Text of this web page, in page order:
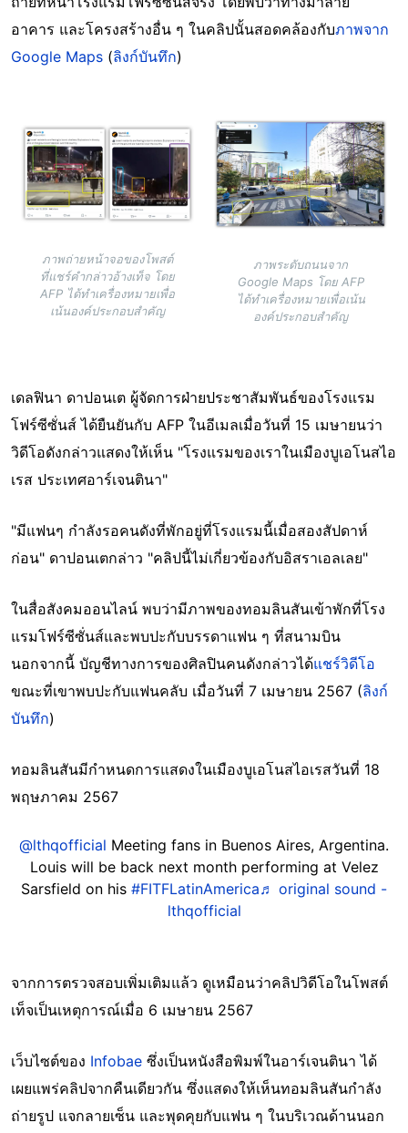
อาคาร และโครงสร้างอื่น ๆ ในคลิปนั้นสอดคล้องกับภาพจาก
Google Maps (ลิงก์บันทึก)
Image
ภาพถ่ายหน้าจอของโพสต์
ที่แชร์คำกล่าวอ้างเท็จ โดย
AFP ได้ทำเครื่องหมายเพื่อ
เน้นองค์ประกอบสำคัญ
Image
ภาพระดับถนนจาก
Google Maps โดย AFP
ได้ทำเครื่องหมายเพื่อเน้น
องค์ประกอบสำคัญ
เดลฟินา ดาปอนเต ผู้จัดการฝ่ายประชาสัมพันธ์ของโรงแรม
โฟร์ซีซั่นส์ ได้ยืนยันกับ AFP ในอีเมลเมื่อวันที่ 15 เมษายนว่า
วิดีโอดังกล่าวแสดงให้เห็น "โรงแรมของเราในเมืองบูเอโนสไอ
เรส ประเทศอาร์เจนตินา"
"มีแฟนๆ กำลังรอคนดังที่พักอยู่ที่โรงแรมนี้เมื่อสองสัปดาห์
ก่อน" ดาปอนเตกล่าว "คลิปนี้ไม่เกี่ยวข้องกับอิสราเอลเลย"
ในสื่อสังคมออนไลน์ พบว่ามีภาพของทอมลินสันเข้าพักที่โรง
แรมโฟร์ซีซั่นส์และพบปะกับบรรดาแฟน ๆ ที่สนามบิน
นอกจากนี้ บัญชีทางการของศิลปินคนดังกล่าวได้แชร์วิดีโอ
ขณะที่เขาพบปะกับแฟนคลับ เมื่อวันที่ 7 เมษายน 2567 (ลิงก์
บันทึก)
ทอมลินสันมีกำหนดการแสดงในเมืองบูเอโนสไอเรสวันที่ 18
พฤษภาคม 2567
@lthqofficial Meeting fans in Buenos Aires, Argentina.
Louis will be back next month performing at Velez
Sarsfield on his #FITFLatinAmerica♬ original sound -
lthqofficial
จากการตรวจสอบเพิ่มเติมแล้ว ดูเหมือนว่าคลิปวิดีโอในโพสต์
เท็จเป็นเหตุการณ์เมื่อ 6 เมษายน 2567
เว็บไซต์ของ Infobae ซึ่งเป็นหนังสือพิมพ์ในอาร์เจนตินา ได้
เผยแพร่คลิปจากคืนเดียวกัน ซึ่งแสดงให้เห็นทอมลินสันกำลัง
ถ่ายรูป แจกลายเซ็น และพุดคุยกับแฟน ๆ ในบริเวณด้านนอก